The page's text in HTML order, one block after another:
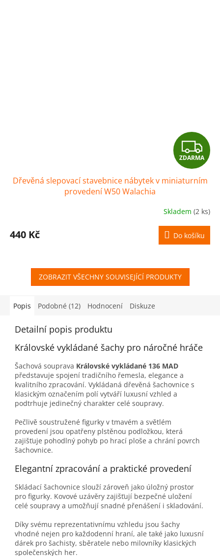
Z
D
A
R
M
A
ZDARMA
Dřevěná slepovací stavebnice nábytek v miniaturním
provedení W50 Walachia
Skladem (2 ks)
440 Kč Do košíku
ZOBRAZIT VŠECHNY SOUVISEJÍCÍ PRODUKTY
Popis Podobné (12) Hodnocení Diskuze
Detailní popis produktu
Královské vykládané šachy pro náročné hráče
Šachová souprava Královské vykládané 136 MAD
představuje spojení tradičního řemesla, elegance a
kvalitního zpracování. Vykládaná dřevěná šachovnice s
klasickým označením polí vytváří luxusní vzhled a
podtrhuje jedinečný charakter celé soupravy.
Pečlivě soustružené figurky v tmavém a světlém
provedení jsou opatřeny plstěnou podložkou, která
zajišťuje pohodlný pohyb po hrací ploše a chrání povrch
šachovnice.
Elegantní zpracování a praktické provedení
Skládací šachovnice slouží zároveň jako úložný prostor
pro figurky. Kovové uzávěry zajišťují bezpečné uložení
celé soupravy a umožňují snadné přenášení i skladování.
Díky svému reprezentativnímu vzhledu jsou šachy
vhodné nejen pro každodenní hraní, ale také jako luxusní
dárek pro šachisty, sběratele nebo milovníky klasických
společenských her.